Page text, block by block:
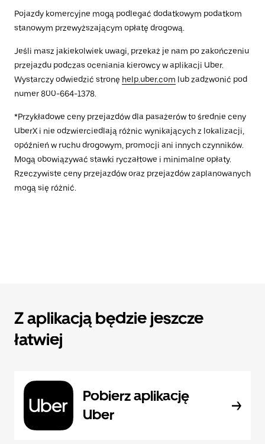
Pojazdy komercyjne mogą podlegać dodatkowym podatkom
stanowym przewyższającym opłatę drogową.
Jeśli masz jakiekolwiek uwagi, przekaż je nam po zakończeniu
przejazdu podczas oceniania kierowcy w aplikacji Uber.
Wystarczy odwiedzić stronę help.uber.com lub zadzwonić pod
numer 800-664-1378.
*Przykładowe ceny przejazdów dla pasażerów to średnie ceny
UberX i nie odzwierciedlają różnic wynikających z lokalizacji,
opóźnień w ruchu drogowym, promocji ani innych czynników.
Mogą obowiązywać stawki ryczałtowe i minimalne opłaty.
Rzeczywiste ceny przejazdów oraz przejazdów zaplanowanych
mogą się różnić.
Z aplikacją będzie jeszcze
łatwiej
Pobierz aplikację
Uber